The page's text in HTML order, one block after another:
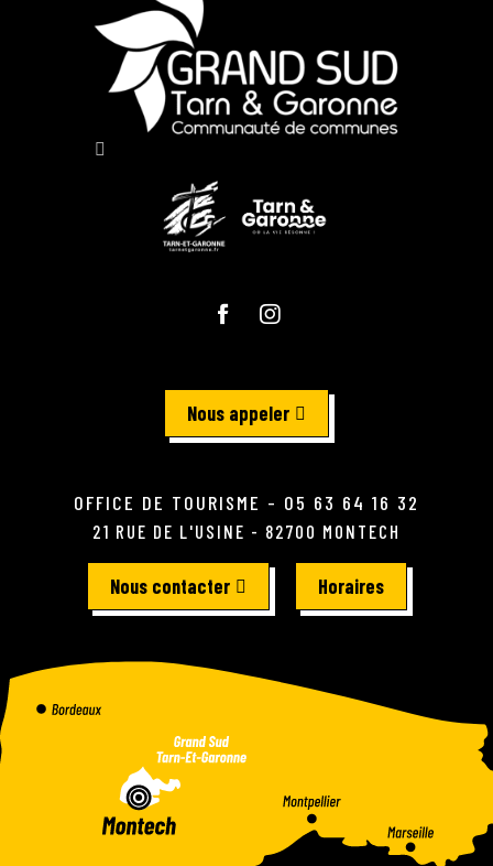
Nous appeler
OFFICE DE TOURISME - 05 63 64 16 32
21 RUE DE L'USINE - 82700 MONTECH
Nous contacter Horaires